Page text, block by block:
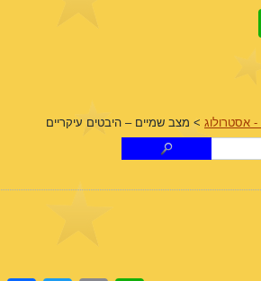
- אסטרולוג > מצב שמיים – היבטים עיקריים